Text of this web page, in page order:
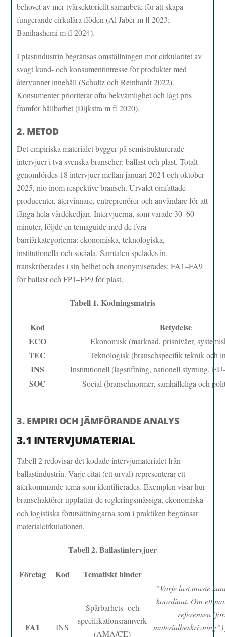
behovet av mer tvärsektoriellt samarbete för att skapa
fungerande cirkulära flöden (Al Jaber m fl 2023;
Banihashemi m fl 2024).
I plastindustrin begränsas omställningen mot cirkularitet av
svagt kund- och konsumentintresse för produkter med
återvunnet innehåll (Schultz och Reinhardt 2022).
Konsumenter prioriterar ofta bekvämlighet och lågt pris
framför hållbarhet (Dijkstra m fl 2020).
2. METOD
Det empiriska materialet bygger på semistrukturerade
intervjuer i två svenska branscher: ballast och plast. Totalt
genomfördes 18 intervjuer mellan januari 2024 och oktober
2025, nio inom respektive bransch. Urvalet omfattade
producenter, återvinnare, entreprenörer och användare för att
fånga hela värdekedjan. Intervjuerna, som varade 30–60
minuter, följde en temaguide med de fyra
barriärkategorierna: ekonomiska, teknologiska,
institutionella och sociala. Samtalen spelades in,
transkriberades i sin helhet och anonymiserades: FA1–FA9
för ballast och FP1–FP9 för plast.
Tabell 1. Kodningsmatris
Kod
Betydelse
ECO
Ekonomisk (marknad, prisnivåer,
TEC Teknologisk (branschspecifik teknik och
INS Institutionell (lagstiftning, nationell styrning,
SOC Social (branschnormer, samhälleliga och
3. EMPIRI OCH JÄMFÖRANDE ANALYS
3.1 INTERVJUMATERIAL
Tabell 2 redovisar det kodade intervjumaterialet från
ballastindustrin. Varje citat (ett urval) representerar ett
återkommande tema som identifierades. Exemplen visar hur
branschaktörer uppfattar de regleringsmässiga, ekonomiska
och logistiska förutsättningarna som i praktiken begränsar
materialcirkulationen.
Tabell 2. Ballastintervjuer
Företag Kod Tematiskt hinder
FA1 INS
Spårbarhets- och
specifikationsramverk
(AMA/CE)
”Varje last måste
koordinat. Om ett
referensen